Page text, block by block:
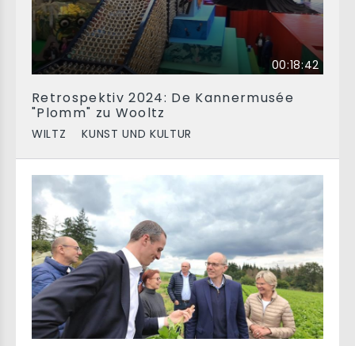
00:18:42
Retrospektiv 2024: De Kannermusée
"Plomm" zu Wooltz
WILTZ KUNST UND KULTUR